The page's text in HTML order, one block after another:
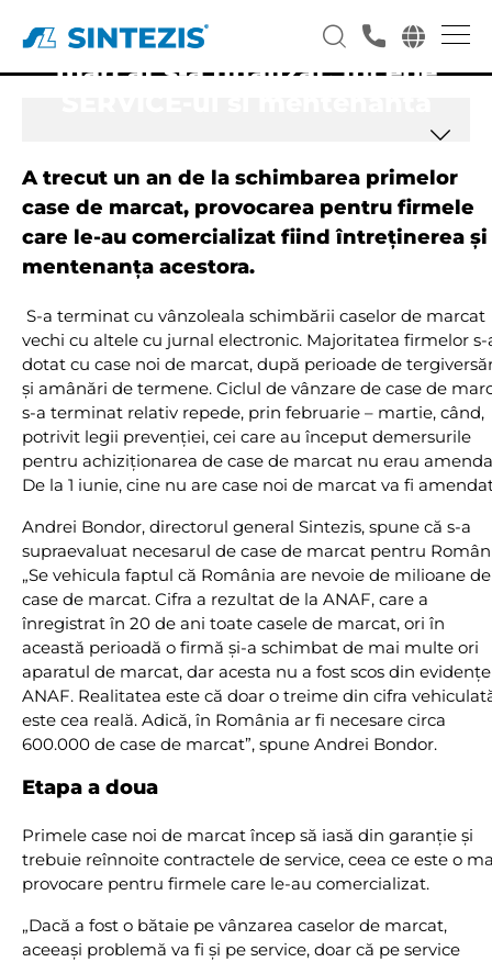
Valul vanzarilor de case de
marcat s-a finalizat, incepe
A trecut un an de la schimbarea primelor
case de marcat, provocarea pentru firmele
care le-au comercializat fiind întreţinerea şi
mentenanţa acestora.
S-a terminat cu vânzoleala schimbării caselor de marcat
vechi cu altele cu jurnal electronic. Majoritatea firmelor s-
dotat cu case noi de marcat, după perioade de
şi amânări de termene. Ciclul de vânzare de case de
s-a terminat relativ repede, prin februarie – martie, când,
potrivit legii prevenţiei, cei care au început demersurile
pentru achiziţionarea de case de marcat nu erau
De la 1 iunie, cine nu are case noi de marcat va fi
Andrei Bondor, directorul general Sintezis, spune că s-a
supraevaluat necesarul de case de marcat pentru
„Se vehicula faptul că România are nevoie de milioane de
case de marcat. Cifra a rezultat de la ANAF, care a
înregistrat în 20 de ani toate casele de marcat, ori în
această perioadă o firmă şi-a schimbat de mai multe ori
aparatul de marcat, dar acesta nu a fost scos din
ANAF. Realitatea este că doar o treime din cifra
este cea reală. Adică, în România ar fi necesare circa
600.000 de case de marcat”, spune Andrei Bondor.
Etapa a doua
Primele case noi de marcat încep să iasă din garanţie şi
trebuie reînnoite contractele de service, ceea ce este o
provocare pentru firmele care le-au comercializat.
„Dacă a fost o bătaie pe vânzarea caselor de marcat,
aceeaşi problemă va fi şi pe service, doar că pe service